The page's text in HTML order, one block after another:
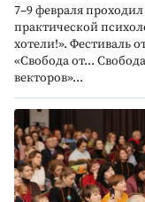
7–9 февраля
практической
хотели!». Фестиваль
«Свобода от...
векторов»...